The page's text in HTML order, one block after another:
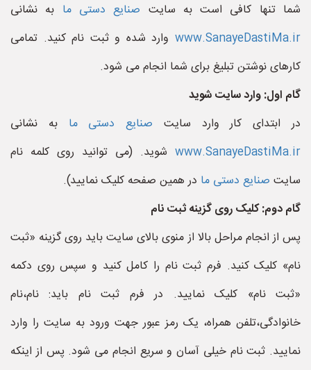
شما تنها کافی است به سایت صنایع دستی ما به نشانی
www.SanayeDastiMa.ir وارد شده و ثبت نام کنید. تمامی
کارهای نوشتن تبلیغ برای شما انجام می شود.
گام اول: وارد سایت شوید
در ابتدای کار وارد سایت صنایع دستی ما به نشانی
www.SanayeDastiMa.ir شوید. (می توانید روی کلمه نام
سایت صنایع دستی ما در همین صفحه کلیک نمایید).
گام دوم: کلیک روی گزینه ثبت نام
پس از انجام مراحل بالا از منوی بالای سایت باید روی گزینه «ثبت
نام» کلیک کنید. فرم ثبت نام را کامل کنید و سپس روی دکمه
«ثبت نام» کلیک نمایید. در فرم ثبت نام باید: نام،نام
خانوادگی،تلفن همراه، یک رمز عبور جهت ورود به سایت را وارد
نمایید. ثبت نام خیلی آسان و سریع انجام می شود. پس از اینکه